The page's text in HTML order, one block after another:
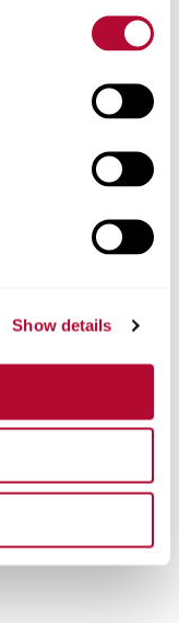
Show details